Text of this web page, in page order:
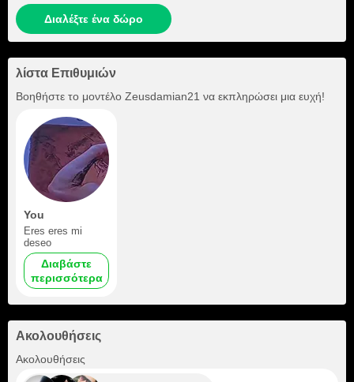
Διαλέξτε ένα δώρο
λίστα Επιθυμιών
Βοηθήστε το μοντέλο Zeusdamian21 να εκπληρώσει μια ευχή!
You
Eres eres mi
deseo
Διαβάστε
περισσότερα
Ακολουθήσεις
Ακολουθήσεις